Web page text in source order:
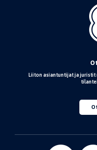
Liiton asiantuntijat ja juristit